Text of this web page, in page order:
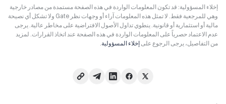
إخلاء المسؤولية: قد تكون المعلومات الواردة في هذه الصفحة مستمدة من مصادر خارجية
وهي للمرجعية فقط. لا تمثل هذه المعلومات آراء أو وجهات نظر Gate ولا تشكل أي نصيحة
مالية أو استثمارية أو قانونية. ينطوي تداول الأصول الافتراضية على مخاطر عالية. يرجى
عدم الاعتماد حصرياً على المعلومات الواردة في هذه الصفحة عند اتخاذ القرارات. لمزيد
من التفاصيل، يرجى الرجوع على إخلاء المسؤولية.